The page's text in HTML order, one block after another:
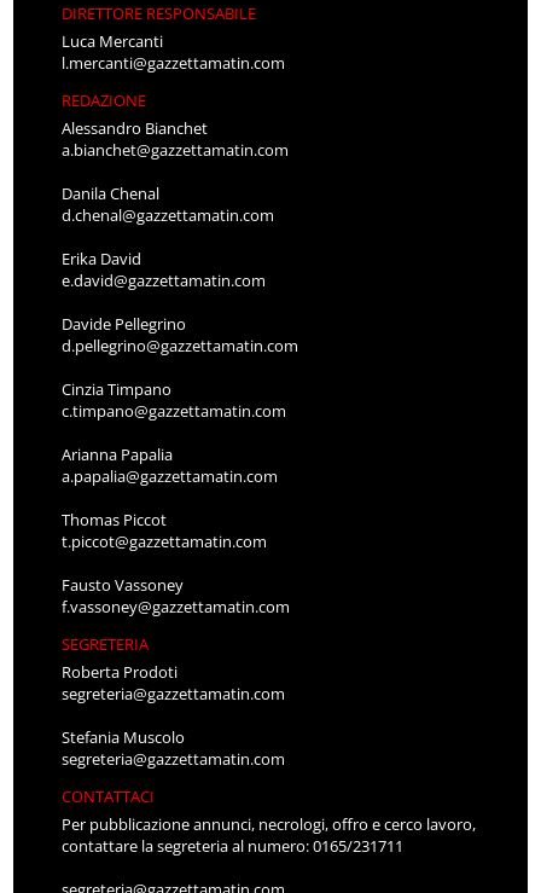
DIRETTORE RESPONSABILE
Luca Mercanti
l.mercanti@gazzettamatin.com
REDAZIONE
Alessandro Bianchet
a.bianchet@gazzettamatin.com
Danila Chenal
d.chenal@gazzettamatin.com
Erika David
e.david@gazzettamatin.com
Davide Pellegrino
d.pellegrino@gazzettamatin.com
Cinzia Timpano
c.timpano@gazzettamatin.com
Arianna Papalia
a.papalia@gazzettamatin.com
Thomas Piccot
t.piccot@gazzettamatin.com
Fausto Vassoney
f.vassoney@gazzettamatin.com
SEGRETERIA
Roberta Prodoti
segreteria@gazzettamatin.com
Stefania Muscolo
segreteria@gazzettamatin.com
CONTATTACI
Per pubblicazione annunci, necrologi, offro e cerco lavoro,
contattare la segreteria al numero: 0165/231711